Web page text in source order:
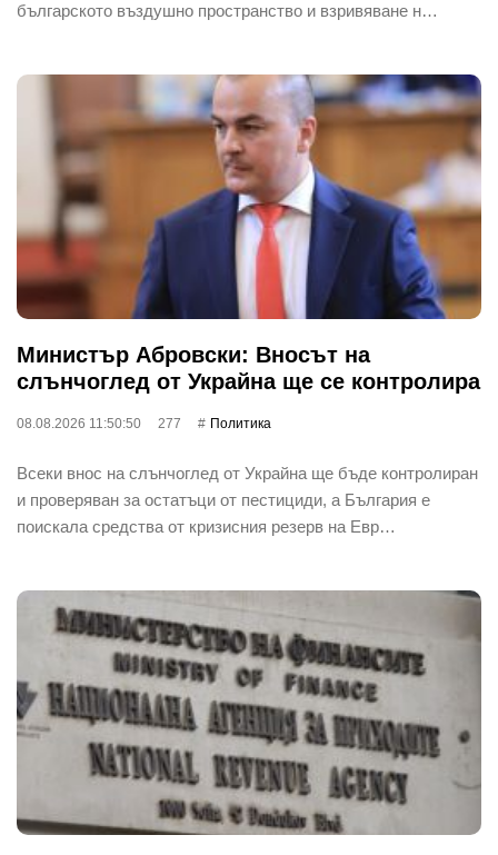
българското въздушно пространство и взривяване н…
Министър Абровски: Вносът на
слънчоглед от Украйна ще се контролира
08.08.2026 11:50:50 277 Политика
Всеки внос на слънчоглед от Украйна ще бъде контролиран
и проверяван за остатъци от пестициди, а България е
поискала средства от кризисния резерв на Евр…